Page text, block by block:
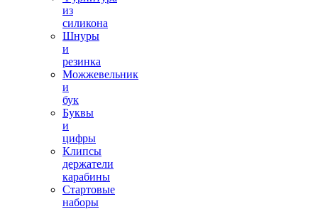
из
силикона
Шнуры
и
резинка
Можжевельник
и
бук
Буквы
и
цифры
Клипсы
держатели
карабины
Стартовые
наборы